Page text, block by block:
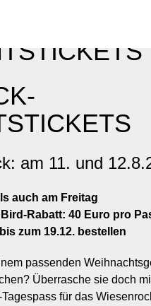
am 11. und
auch am Freitag
Rabatt: 40 Euro pro
zum 19.12. bestellen
passenden
Überrasche sie doch
für das